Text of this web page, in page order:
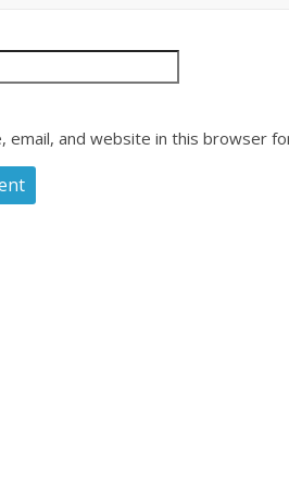
email, and website in this browser